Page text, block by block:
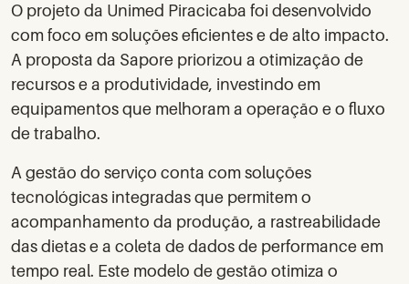
O projeto da Unimed Piracicaba foi desenvolvido
com foco em soluções eficientes e de alto impacto.
A proposta da Sapore priorizou a otimização de
recursos e a produtividade, investindo em
equipamentos que melhoram a operação e o fluxo
de trabalho.
A gestão do serviço conta com soluções
tecnológicas integradas que permitem o
acompanhamento da produção, a rastreabilidade
das dietas e a coleta de dados de performance em
tempo real. Este modelo de gestão otimiza o